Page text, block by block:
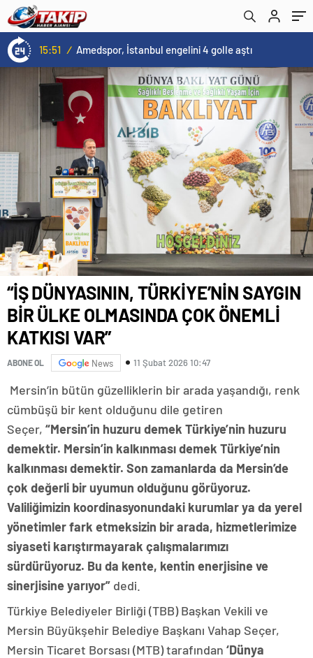
15:51 / Amedspor, İstanbul engelini 4 golle aştı
“İŞ DÜNYASININ, TÜRKİYE’NİN SAYGIN
BİR ÜLKE OLMASINDA ÇOK ÖNEMLİ
KATKISI VAR”
ABONE OL News 11 Şubat 2026 10:47
Mersin’in bütün güzelliklerin bir arada yaşandığı, renk
cümbüşü bir kent olduğunu dile getiren
Seçer, “Mersin’in huzuru demek Türkiye’nin huzuru
demektir. Mersin’in kalkınması demek Türkiye’nin
kalkınması demektir. Son zamanlarda da Mersin’de
çok değerli bir uyumun olduğunu görüyoruz.
Valiliğimizin koordinasyonundaki kurumlar ya da yerel
yönetimler fark etmeksizin bir arada, hizmetlerimize
siyaseti karıştırmayarak çalışmalarımızı
sürdürüyoruz. Bu da kente, kentin enerjisine ve
sinerjisine yarıyor” dedi.
Türkiye Belediyeler Birliği (TBB) Başkan Vekili ve
Mersin Büyükşehir Belediye Başkanı Vahap Seçer,
Mersin Ticaret Borsası (MTB) tarafından ‘Dünya
DEPOLAMA TESİSİ YENİDEN GÖZDEN
GEÇİRİLMELİ